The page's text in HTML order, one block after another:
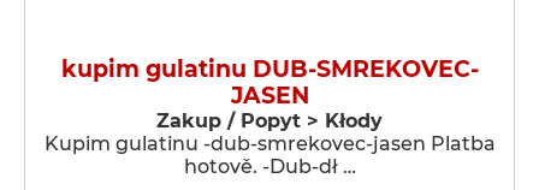
kupim gulatinu DUB-SMREKOVEC-
JASEN
Zakup / Popyt > Kłody
Kupim gulatinu -dub-smrekovec-jasen Platba
hotově. -Dub-dł …